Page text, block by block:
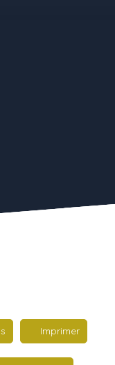
Imprimer